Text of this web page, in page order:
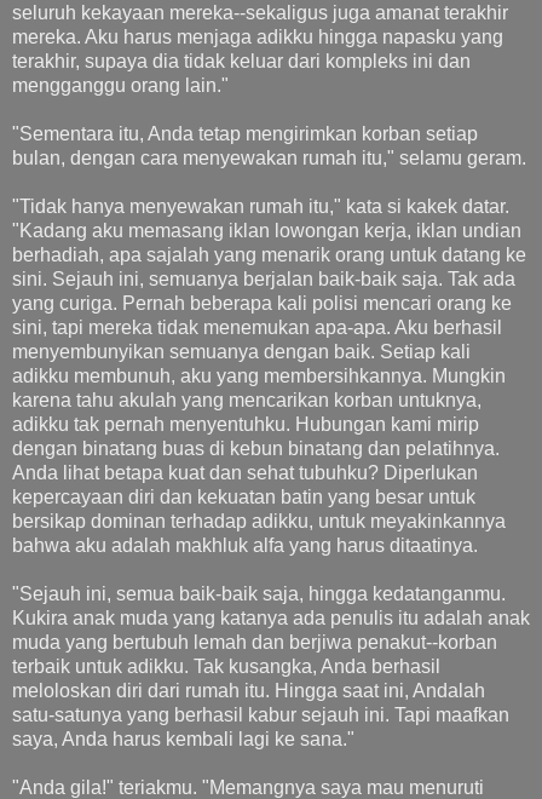
seluruh kekayaan mereka--sekaligus juga amanat terakhir
mereka. Aku harus menjaga adikku hingga napasku yang
terakhir, supaya dia tidak keluar dari kompleks ini dan
mengganggu orang lain."
"Sementara itu, Anda tetap mengirimkan korban setiap
bulan, dengan cara menyewakan rumah itu," selamu geram.
"Tidak hanya menyewakan rumah itu," kata si kakek datar.
"Kadang aku memasang iklan lowongan kerja, iklan undian
berhadiah, apa sajalah yang menarik orang untuk datang ke
sini. Sejauh ini, semuanya berjalan baik-baik saja. Tak ada
yang curiga. Pernah beberapa kali polisi mencari orang ke
sini, tapi mereka tidak menemukan apa-apa. Aku berhasil
menyembunyikan semuanya dengan baik. Setiap kali
adikku membunuh, aku yang membersihkannya. Mungkin
karena tahu akulah yang mencarikan korban untuknya,
adikku tak pernah menyentuhku. Hubungan kami mirip
dengan binatang buas di kebun binatang dan pelatihnya.
Anda lihat betapa kuat dan sehat tubuhku? Diperlukan
kepercayaan diri dan kekuatan batin yang besar untuk
bersikap dominan terhadap adikku, untuk meyakinkannya
bahwa aku adalah makhluk alfa yang harus ditaatinya.
"Sejauh ini, semua baik-baik saja, hingga kedatanganmu.
Kukira anak muda yang katanya ada penulis itu adalah anak
muda yang bertubuh lemah dan berjiwa penakut--korban
terbaik untuk adikku. Tak kusangka, Anda berhasil
meloloskan diri dari rumah itu. Hingga saat ini, Andalah
satu-satunya yang berhasil kabur sejauh ini. Tapi maafkan
saya, Anda harus kembali lagi ke sana."
"Anda gila!" teriakmu. "Memangnya saya mau menuruti